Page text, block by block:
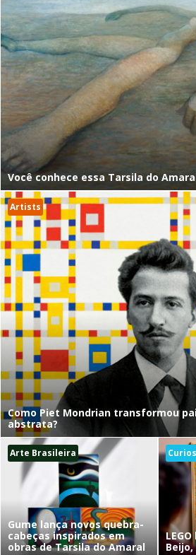
Você conhece essa Tarsila do
Artists
Como Piet Mondrian transformou
abstrata?
Arte Brasileira
Gume lança novos quebra-
cabeças inspirados em
obras de Tarsila do Amaral